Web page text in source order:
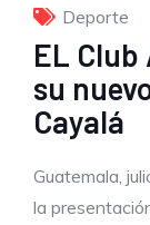
Deporte
EL
su
Cayalá
Guatemala,
la